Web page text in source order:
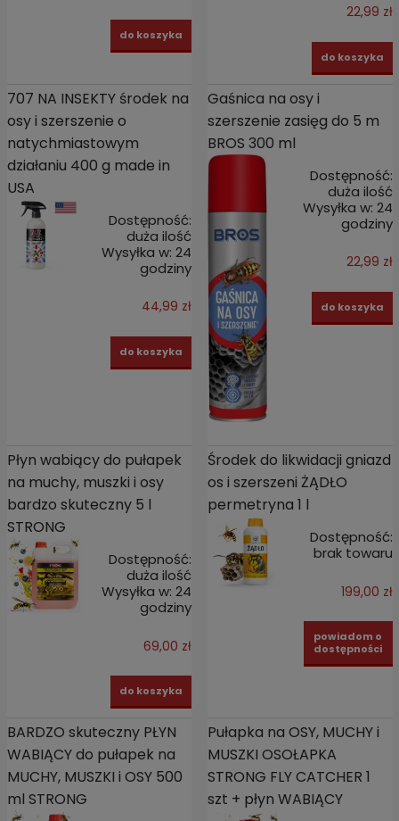
do koszyka
22,99 zł
do koszyka
707 NA INSEKTY środek na
osy i szerszenie o
natychmiastowym
działaniu 400 g made in
USA
Dostępność:
duża ilość
Wysyłka w: 24
godziny
44,99 zł
do koszyka
Gaśnica na osy i
szerszenie zasięg do 5 m
BROS 300 ml
Dostępność:
duża ilość
Wysyłka w: 24
godziny
22,99 zł
do koszyka
Płyn wabiący do pułapek
na muchy, muszki i osy
bardzo skuteczny 5 l
STRONG
Dostępność:
duża ilość
Wysyłka w: 24
godziny
69,00 zł
do koszyka
Środek do likwidacji gniazd
os i szerszeni ŻĄDŁO
permetryna 1 l
Dostępność:
brak towaru
199,00 zł
powiadom o
dostępności
BARDZO skuteczny PŁYN
WABIĄCY do pułapek na
MUCHY, MUSZKI i OSY 500
ml STRONG
Pułapka na OSY, MUCHY i
MUSZKI OSOŁAPKA
STRONG FLY CATCHER 1
szt + płyn WABIĄCY